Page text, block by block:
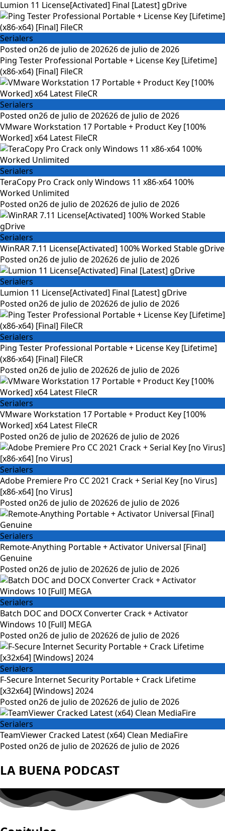
Lumion 11 License[Activated] Final [Latest] gDrive
Serialers
Posted on26 de julio de 202626 de julio de 2026
Ping Tester Professional Portable + License Key [Lifetime]
(x86-x64) [Final] FileCR
Serialers
Posted on26 de julio de 202626 de julio de 2026
VMware Workstation 17 Portable + Product Key [100%
Worked] x64 Latest FileCR
Serialers
TeraCopy Pro Crack only Windows 11 x86-x64 100%
Worked Unlimited
Posted on26 de julio de 202626 de julio de 2026
Serialers
WinRAR 7.11 License[Activated] 100% Worked Stable gDrive
Posted on26 de julio de 202626 de julio de 2026
Serialers
Lumion 11 License[Activated] Final [Latest] gDrive
Posted on26 de julio de 202626 de julio de 2026
Serialers
Ping Tester Professional Portable + License Key [Lifetime]
(x86-x64) [Final] FileCR
Posted on26 de julio de 202626 de julio de 2026
Serialers
VMware Workstation 17 Portable + Product Key [100%
Worked] x64 Latest FileCR
Posted on26 de julio de 202626 de julio de 2026
Serialers
Adobe Premiere Pro CC 2021 Crack + Serial Key [no Virus]
[x86-x64] [no Virus]
Posted on26 de julio de 202626 de julio de 2026
Serialers
Remote-Anything Portable + Activator Universal [Final]
Genuine
Posted on26 de julio de 202626 de julio de 2026
Serialers
Batch DOC and DOCX Converter Crack + Activator
Windows 10 [Full] MEGA
Posted on26 de julio de 202626 de julio de 2026
Serialers
F-Secure Internet Security Portable + Crack Lifetime
[x32x64] [Windows] 2024
Posted on26 de julio de 202626 de julio de 2026
Serialers
TeamViewer Cracked Latest (x64) Clean MediaFire
Posted on26 de julio de 202626 de julio de 2026
LA BUENA PODCAST